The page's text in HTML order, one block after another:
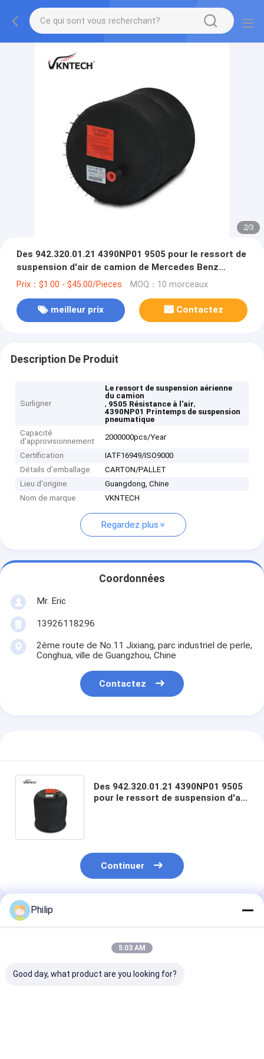
2/3
Des 942.320.01.21 4390NP01 9505 pour le ressort de
suspension d'air de camion de Mercedes Benz
Actros And Actros MP2
Prix：$1.00 - $45.00/Pieces MOQ：10 morceaux
meilleur prix Contactez
Description De Produit
Surligner
Le ressort de suspension aérienne
du camion
, 9505 Résistance à l'air,
4390NP01 Printemps de suspension
pneumatique
Capacité
d'approvisionnement
2000000pcs/Year
Certification
IATF16949/ISO9000
Détails d'emballage
CARTON/PALLET
Lieu d'origine
Guangdong, Chine
Nom de marque
VKNTECH
Regardez plus
Coordonnées
Mr. Eric
13926118296
2ème route de No.11 Jixiang, parc industriel de perle,
Conghua, ville de Guangzhou, Chine
Contactez
Des 942.320.01.21 4390NP01 9505
pour le ressort de suspension d'air
Continuer
Produits Recommandés
Philip
5:03 AM
Good day, what product are you looking for?